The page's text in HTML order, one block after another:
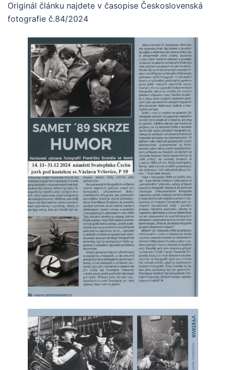
Originál článku najdete v časopise Československá
fotografie č.84/2024